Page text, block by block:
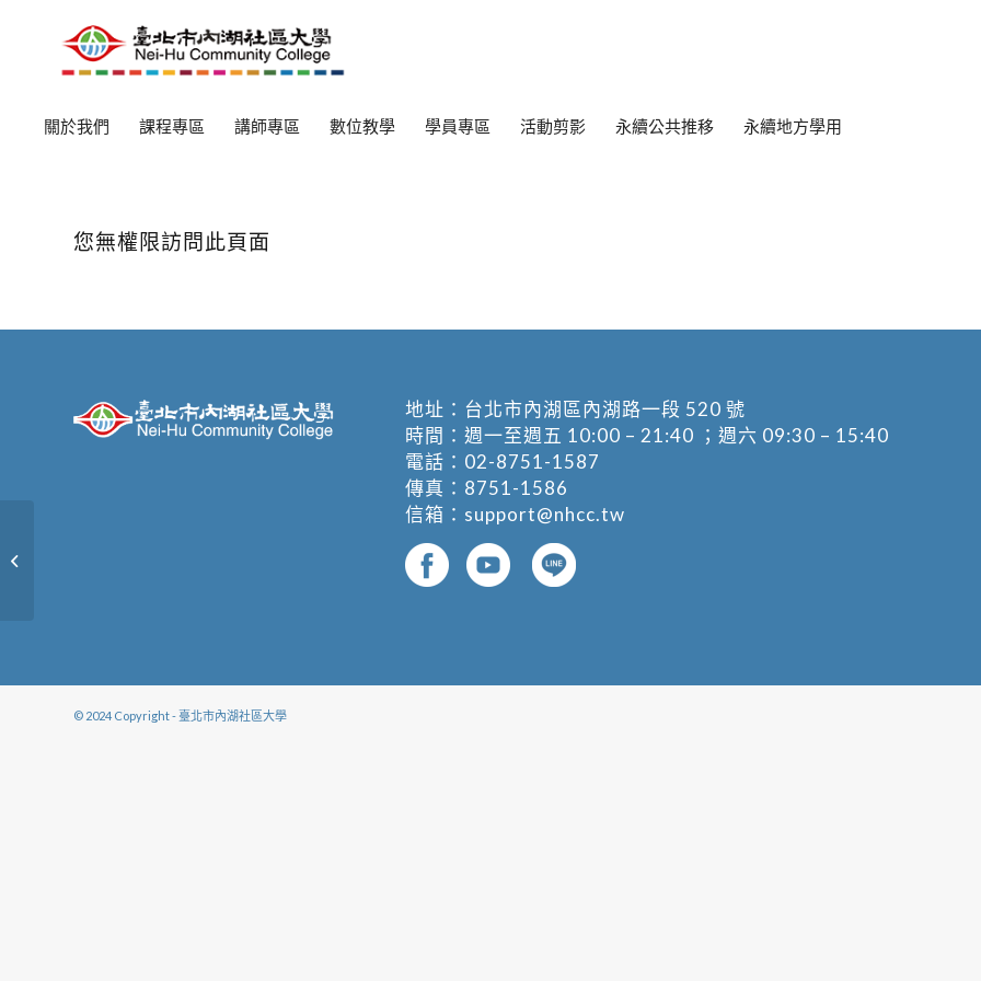
關於我們 課程專區 講師專區 數位教學 學員專區 活動剪影 永續公共推移 永續地方學用
您無權限訪問此頁面
地址： 台北市內湖區內湖路一段 520 號
時間：週一至週五 10:00 – 21:40 ；週六 09:30 – 15:40
電話： 02-8751-1587
傳真：8751-1586
信箱： support@nhcc.tw
© 2024 Copyright - 臺北市內湖社區大學